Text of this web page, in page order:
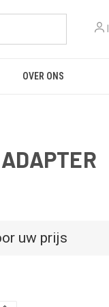
OVER ONS
uw prijs